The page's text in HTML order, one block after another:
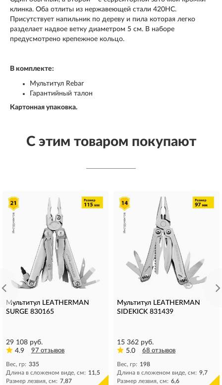
клинка. Оба отлиты из нержавеющей стали 420HC.
Присутствует напильник по дереву и пила которая легко
разделает надвое ветку диаметром 5 см. В наборе
предусмотрено крепежное кольцо.
В комплекте:
Мультитул Rebar
Гарантийный талон
Картонная упаковка.
С этим товаром покупают
Мультитул LEATHERMAN
SURGE 830165
29 108 руб.
4.9
97 отзывов
Вес, гр: 335
Длина в сложеном виде, см: 11,5
Размер лезвия, см: 7,87
Мультитул LEATHERMAN
SIDEKICK 831439
15 362 руб.
5.0
68 отзывов
Вес, гр: 198
Длина в сложеном виде, см: 9,7
Размер лезвия, см: 6,6